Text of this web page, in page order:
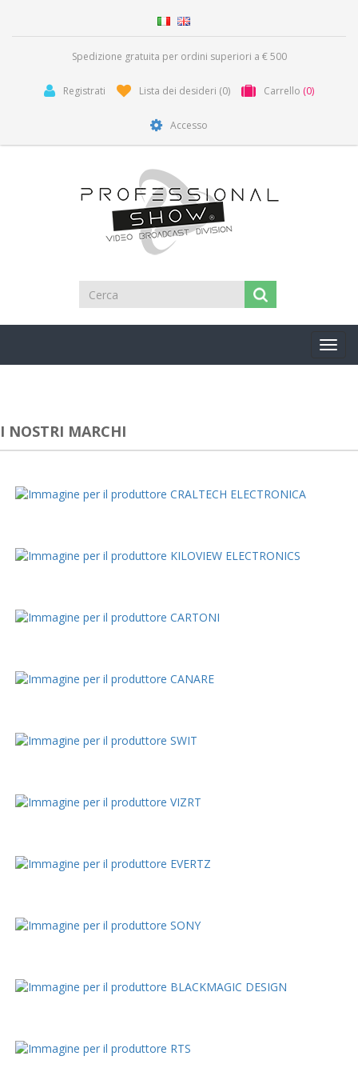
Spedizione gratuita per ordini superiori a € 500
Registrati Lista dei desideri (0) Carrello (0)
Accesso
I NOSTRI MARCHI